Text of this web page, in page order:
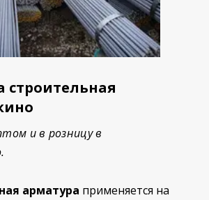
строительная
и в розницу в
арматура применяется на